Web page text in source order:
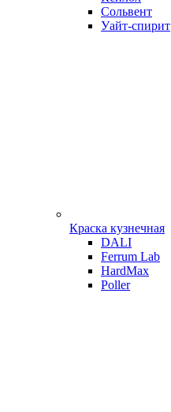
Сольвент
Уайт-спирит
Краска кузнечная
DALI
Ferrum Lab
HardMax
Poller